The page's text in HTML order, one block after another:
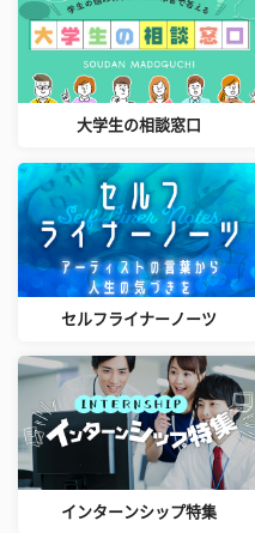
大学生の相談窓口
セルフライナーノーツ
インターンシップ特集